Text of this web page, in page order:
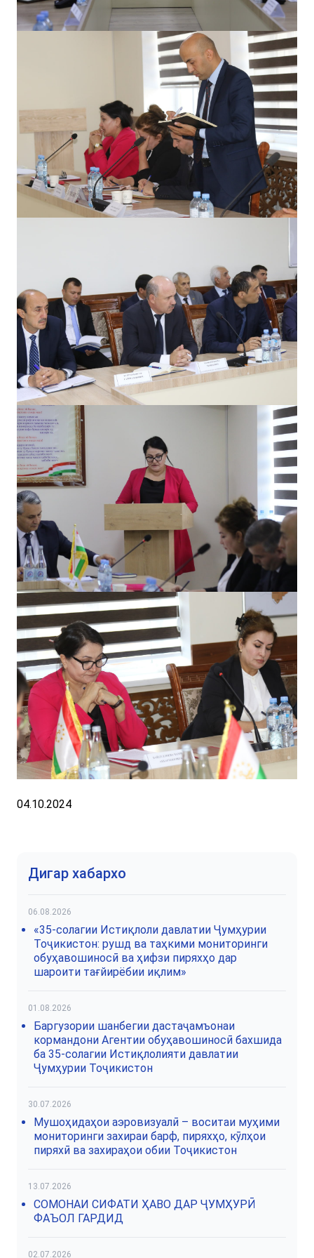
04.10.2024
Дигар хабархо
06.08.2026
«35-солагии Истиқлоли давлатии Ҷумҳурии
Тоҷикистон: рушд ва таҳкими мониторинги
обуҳавошиносӣ ва ҳифзи пиряхҳо дар
шароити тағйирёбии иқлим»
01.08.2026
Баргузории шанбегии дастаҷамъонаи
кормандони Агентии обуҳавошиносӣ бахшида
ба 35-солагии Истиқлолияти давлатии
Ҷумҳурии Тоҷикистон
30.07.2026
Мушоҳидаҳои аэровизуалӣ – воситаи муҳими
мониторинги захираи барф, пиряхҳо, кӯлҳои
пиряхӣ ва захираҳои обии Тоҷикистон
13.07.2026
СОМОНАИ СИФАТИ ҲАВО ДАР ҶУМҲУРӢ
ФАЪОЛ ГАРДИД
02.07.2026